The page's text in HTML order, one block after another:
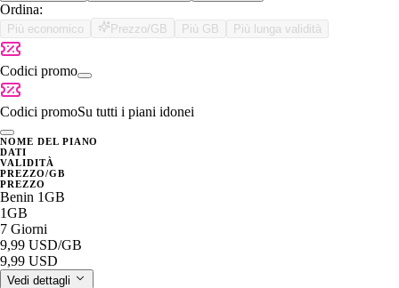
Ordina:
Più economico Prezzo/GB Più GB Più lunga validità
Codici promo
Codici promoSu tutti i piani idonei
NOME DEL PIANO
DATI
VALIDITÀ
PREZZO/GB
PREZZO
Benin 1GB
1GB
7 Giorni
9,99 USD/GB
9,99 USD
Vedi dettagli